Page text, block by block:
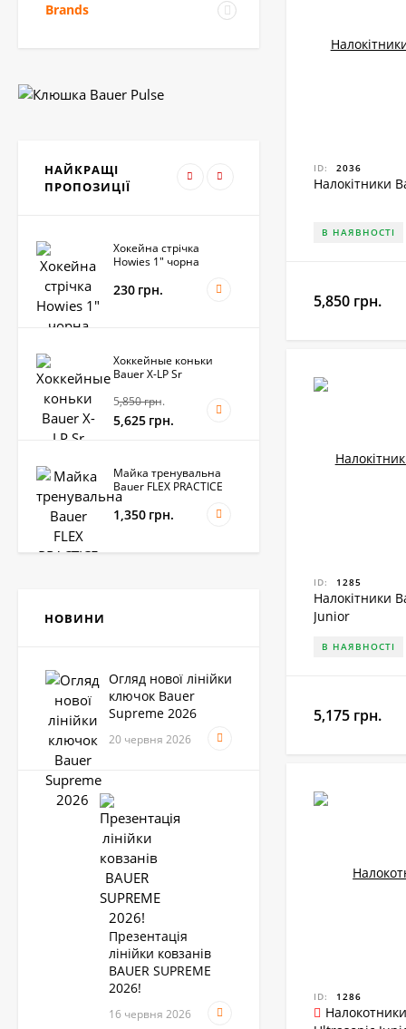
ID: 2036
Налокітники
В НАЯВНОСТІ
5,850 грн.
ID: 1285
Налокітники
Junior
В НАЯВНОСТІ
5,175 грн.
ID: 1286
Brands
НАЙКРАЩІ
ПРОПОЗИЦІЇ
Захист шиї Bauer NG
5,400
Хокейна стрічка
Howies 1" чорна
230 грн.
Хоккейные коньки
Bauer X-LP Sr
5,850грн.
5,625 грн.
Майка тренувальна
Bauer FLEX PRACTICE
1,350 грн.
Наплічник Bauer Vapor
Fly 40 Senior
6,075грн.
Захист шиї Bauer NG
NLP8 Core
945грн.
Шорти Bauer HP Elite
Junior
5,400 грн.
НОВИНИ
Огляд нової лінійки
ключок Bauer
Supreme 2026
20 червня 2026
Презентація
лінійки ковзанів
BAUER SUPREME
2026!
16 червня 2026